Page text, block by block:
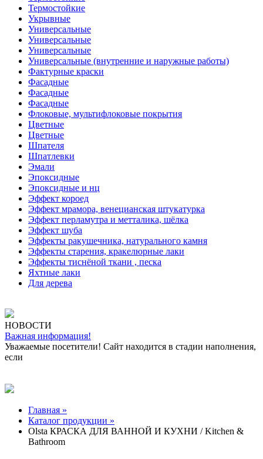
Термостойкие
Укрывные
Универсальные
Универсальные
Универсальные
Универсальные (внутренние и наружные работы)
Фактурные краски
Фасадные
Фасадные
Фасадные
Флоковые, мультифлоковые покрытия
Цветные
Цветные
Шпателя
Шпатлевки
Эмали
Эпоксидные
Эпоксидные и нц
Эффект короед
Эффект мрамора, венецианская штукатурка
Эффект перламутра и метталика, шёлка
Эффект шуба
Эффекты ракушечника, натурального камня
Эффекты старения, кракелюрные лаки
Эффекты тиснёной ткани , песка
Яхтные лаки
Для дерева
НОВОСТИ
Важная информация!
Уважаемые посетители! Сайт находится в стадии наполнения,
если
Главная »
Каталог продукции »
Olsta КРАСКА ДЛЯ ВАННОЙ И КУХНИ / Kitchen &
Bathroom